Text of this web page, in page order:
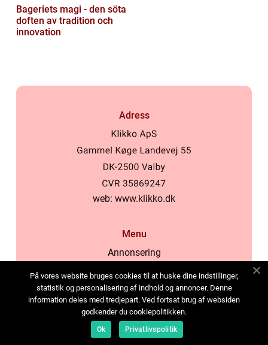
Bageriets magi - den söta
doften av tradition och
innovation
Adress
web: www.klikko.dk
Menu
Annonsering
Cookies
Kontakta oss
Sitemap
På vores website bruges cookies til at huske dine indstillinger,
statistik og personalisering af indhold og annoncer. Denne
information deles med tredjepart. Ved fortsat brug af websiden
godkender du cookiepolitikken.
Ok Privatlivspolitik